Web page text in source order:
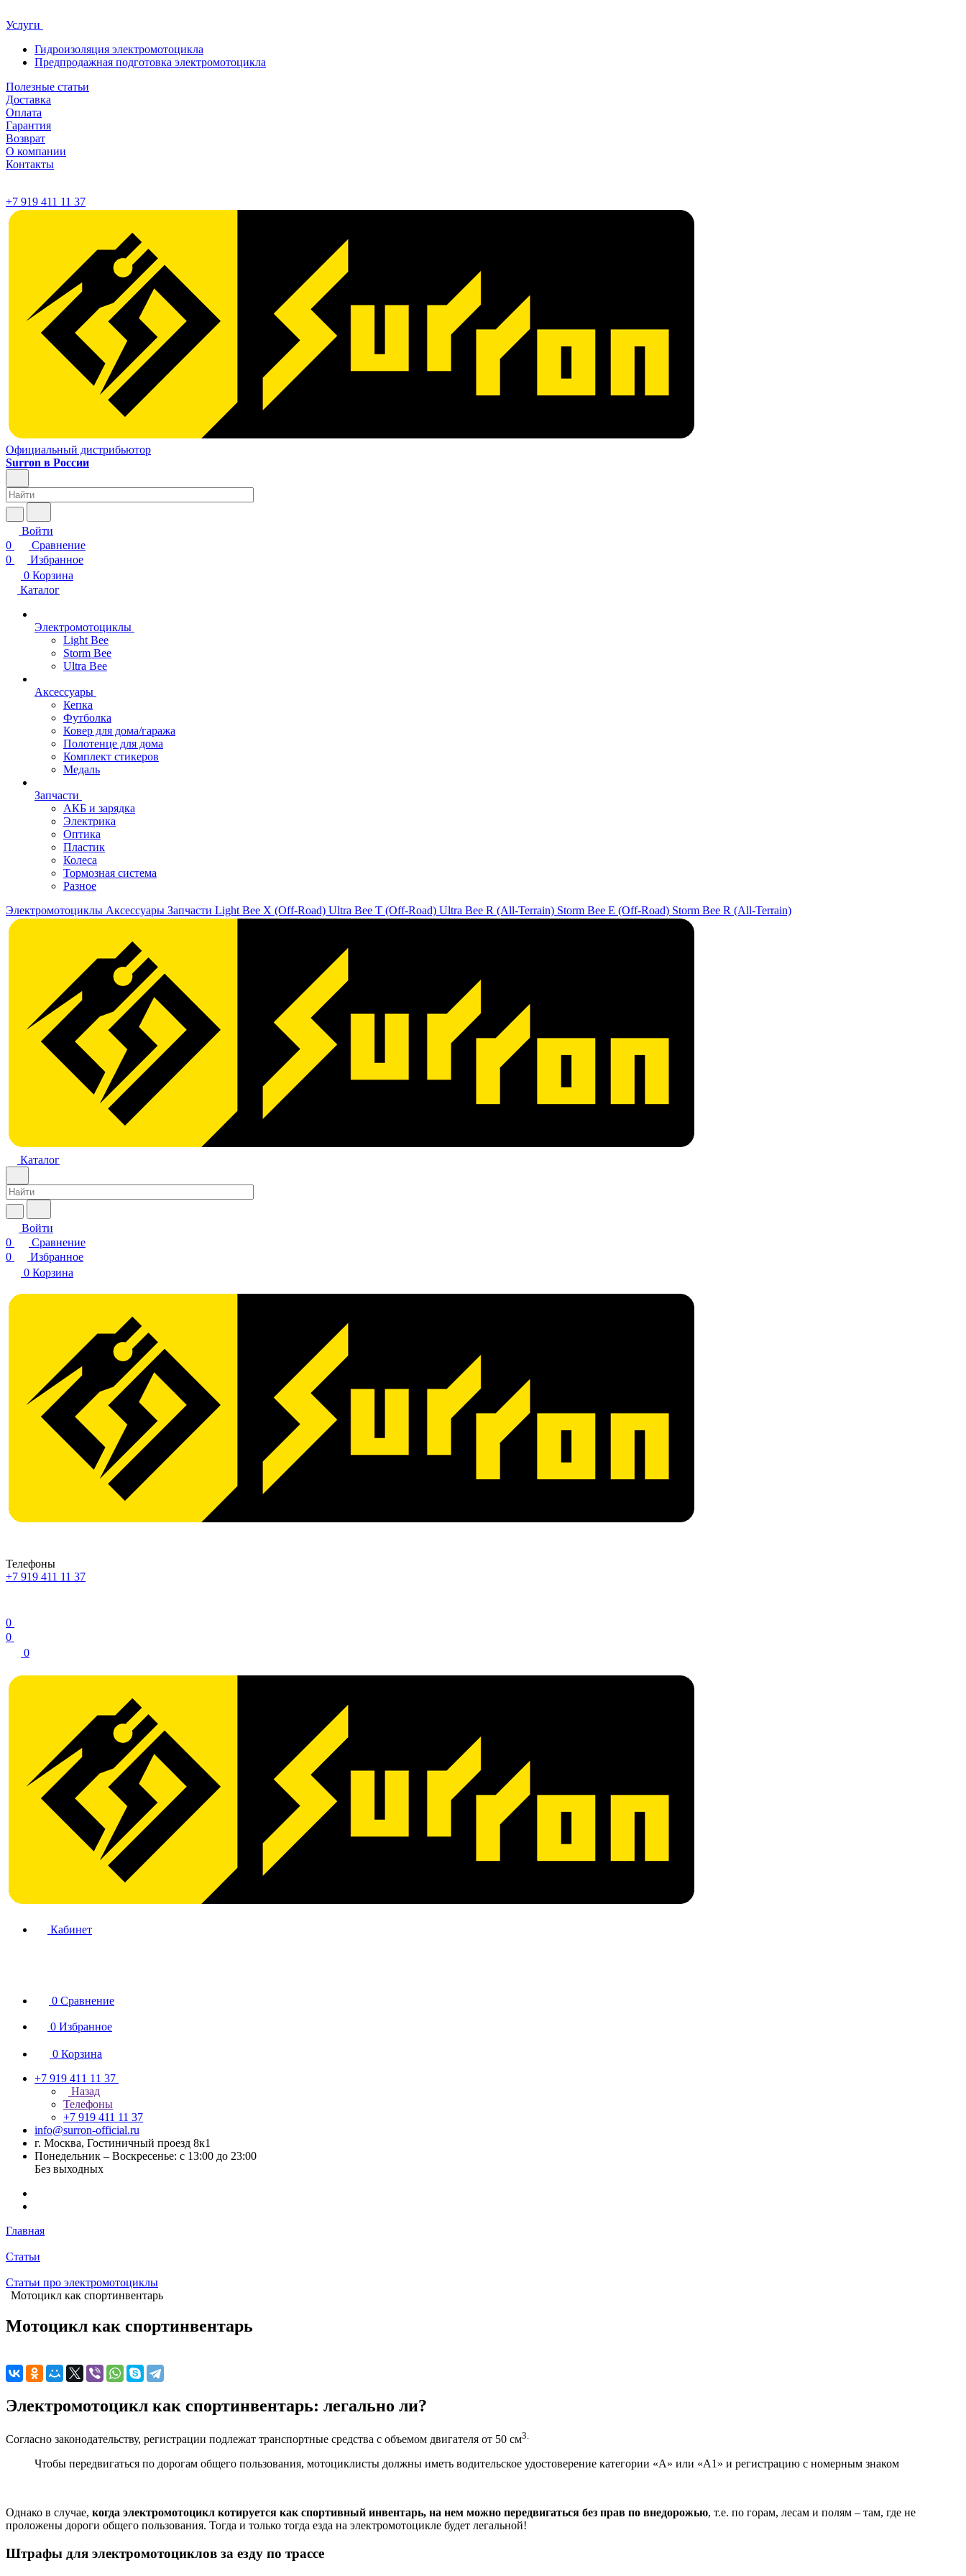
Услуги
Гидроизоляция электромотоцикла
Предпродажная подготовка электромотоцикла
Полезные статьи
Доставка
Оплата
Гарантия
Возврат
О компании
Контакты
+7 919 411 11 37
Официальный дистрибьютор
Surron в России
Войти
0
Сравнение
0
Избранное
0 Корзина
Каталог
Электромотоциклы
Light Bee
Storm Bee
Ultra Bee
Аксессуары
Кепка
Футболка
Ковер для дома/гаража
Полотенце для дома
Комплект стикеров
Медаль
Запчасти
АКБ и зарядка
Электрика
Оптика
Пластик
Колеса
Тормозная система
Разное
Электромотоциклы Аксессуары Запчасти Light Bee X (Off-Road) Ultra Bee T (Off-Road) Ultra Bee R (All-Terrain) Storm Bee E (Off-Road) Storm Bee R (All-Terrain)
Каталог
Войти
0
Сравнение
0
Избранное
0 Корзина
Телефоны
+7 919 411 11 37
0
0
0
Кабинет
0 Сравнение
0 Избранное
0 Корзина
+7 919 411 11 37
Назад
Телефоны
+7 919 411 11 37
info@surron-official.ru
г. Москва, Гостиничный проезд 8к1
Понедельник – Воскресенье: с 13:00 до 23:00
Без выходных
Главная
Статьи
Статьи про электромотоциклы
Мотоцикл как спортинвентарь
Мотоцикл как спортинвентарь
Электромотоцикл как спортинвентарь: легально ли?
Согласно законодательству, регистрации подлежат транспортные средства с объемом двигателя от 50 см3.
Чтобы передвигаться по дорогам общего пользования, мотоциклисты должны иметь водительское удостоверение категории «А» или «А1» и регистрацию с номерным знаком
Однако в случае, когда электромотоцикл котируется как спортивный инвентарь, на нем можно передвигаться без прав по внедорожью, т.е. по горам, лесам и полям – там, где не
проложены дороги общего пользования. Тогда и только тогда езда на электромотоцикле будет легальной!
Штрафы для электромотоциклов за езду по трассе